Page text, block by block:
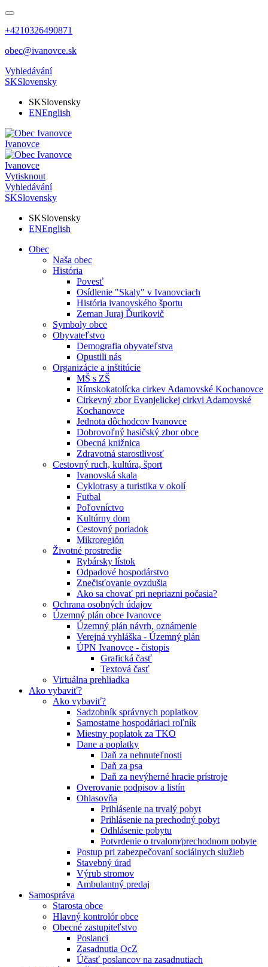
+4210326490871
obec@ivanovce.sk
Vyhledávání
SKSlovensky
SKSlovensky
ENEnglish
Ivanovce
Ivanovce
Vytisknout
Vyhledávání
SKSlovensky
SKSlovensky
ENEnglish
Obec
Naša obec
História
Povesť
Osídlenie "Skaly" v Ivanovciach
História ivanovského športu
Zeman Juraj Ďurikovič
Symboly obce
Obyvateľstvo
Demografia obyvateľstva
Opustili nás
Organizácie a inštitúcie
MŠ s ZŠ
Rímskokatolícka cirkev Adamovské Kochanovce
Cirkevný zbor Evanjelickej cirkvi Adamovské
Kochanovce
Jednota dôchodcov Ivanovce
Dobrovoľný hasičský zbor obce
Obecná knižnica
Zdravotná starostlivosť
Cestovný ruch, kultúra, šport
Ivanovská skala
Cyklotrasy a turistika v okolí
Futbal
Poľovníctvo
Kultúrny dom
Cestovný poriadok
Mikroregión
Životné prostredie
Rybársky lístok
Odpadové hospodárstvo
Znečisťovanie ovzdušia
Ako sa chovať pri nepriazni počasia?
Ochrana osobných údajov
Územný plán obce Ivanovce
Územný plán návrh, oznámenie
Verejná vyhláška - Územný plán
ÚPN Ivanovce - čistopis
Grafická časť
Textová časť
Virtuálna prehliadka
Ako vybaviť?
Ako vybaviť?
Sadzobník správnych poplatkov
Samostatne hospodáriaci roľník
Miestny poplatok za TKO
Dane a poplatky
Daň za nehnuteľnosti
Daň za psa
Daň za nevýherné hracie prístroje
Overovanie podpisov a listín
Ohlasovňa
Prihlásenie na trvalý pobyt
Prihlásenie na prechodný pobyt
Odhlásenie pobytu
Potvrdenie o trvalom⁄prechodnom pobyte
Postup pri zabezpečovaní sociálnych služieb
Stavebný úrad
Výrub stromov
Ambulantný predaj
Samospráva
Starosta obce
Hlavný kontrolór obce
Obecné zastupiteľstvo
Poslanci
Zasadnutia OcZ
Účasť poslancov na zasadnutiach